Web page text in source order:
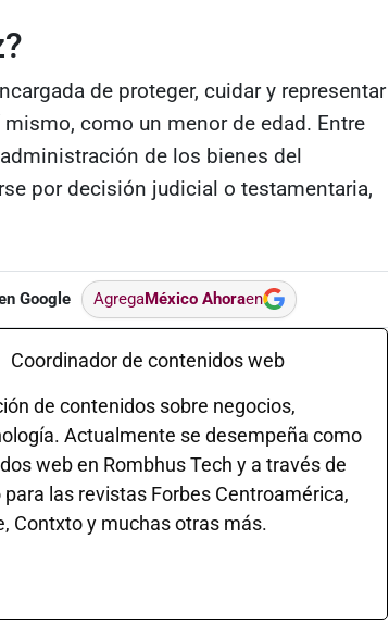
de proteger, cuidar y representar
como un menor de edad. Entre
de los bienes del
por decisión judicial o testamentaria,
Google AgregaMéxico Ahoraen
Coordinador de contenidos web
de contenidos sobre negocios,
Actualmente se desempeña como
web en Rombhus Tech y a través de
las revistas Forbes Centroamérica,
Contxto y muchas otras más.